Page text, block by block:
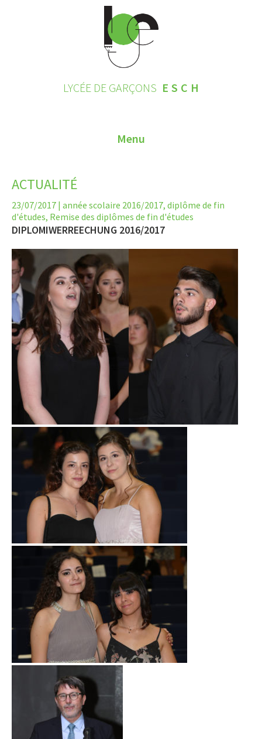
LYCÉE DE GARÇONS ESCH
Menu
CONTACT
INSCRIPTIONS 2026
LE LYCÉE
LET’S GO SCIENCE
ACTUALITÉ
AGENDA
ACTIVITÉS
SERVICES
APPRENTISSAGE
APPLIS
ACTUALITÉ
23/07/2017 | année scolaire 2016/2017, diplôme de fin
d'études, Remise des diplômes de fin d'études
DIPLOMIWERREECHUNG 2016/2017